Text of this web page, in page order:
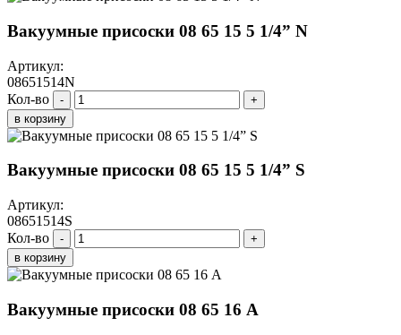
Вакуумные присоски 08 65 15 5 1/4” N
Артикул:
08651514N
Кол-во
-
+
в корзину
Вакуумные присоски 08 65 15 5 1/4” S
Артикул:
08651514S
Кол-во
-
+
в корзину
Вакуумные присоски 08 65 16 A